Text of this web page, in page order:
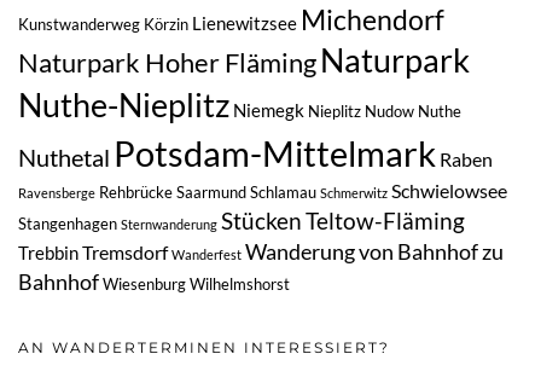
Kunstwanderweg Körzin Lienewitzsee Michendorf
Naturpark Hoher FlämingNaturpark
Nuthe-Nieplitz Niemegk Nieplitz Nudow Nuthe
Nuthetal Potsdam-Mittelmark Raben
Ravensberge RehbrückeSaarmundSchlamau Schmerwitz Schwielowsee
Stangenhagen Sternwanderung StückenTeltow-Fläming
TrebbinTremsdorf Wanderfest Wanderung von Bahnhof zu
BahnhofWiesenburgWilhelmshorst
AN WANDERTERMINEN INTERESSIERT?